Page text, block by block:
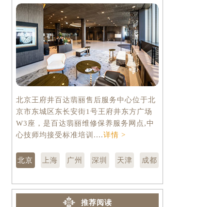
北京王府井百达翡丽售后服务中心位于北
京市东城区东长安街1号王府井东方广场
W3座，是百达翡丽维修保养服务网点,中
心技师均接受标准培训....详情 >
北京 上海 广州 深圳 天津 成都
推荐阅读